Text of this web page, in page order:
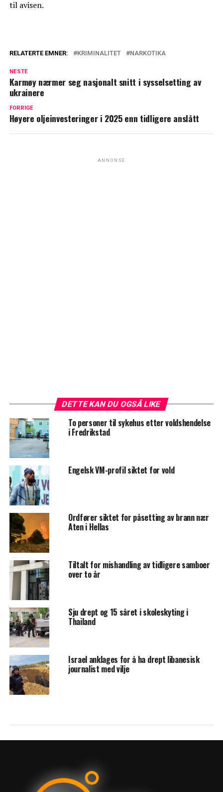
til avisen.
RELATERTE EMNER: KRIMINALITET NARKOTIKA
NESTE
Karmøy nærmer seg nasjonalt snitt i sysselsetting av
ukrainere
FORRIGE
Høyere oljeinvesteringer i 2025 enn tidligere anslått
ANNONSE
DETTE KAN DU OGSÅ LIKE
To personer til sykehus etter voldshendelse
i Fredrikstad
Engelsk VM-profil siktet for vold
Ordfører siktet for påsetting av brann nær
Aten i Hellas
Tiltalt for mishandling av tidligere samboer
over to år
Sju drept og 15 såret i skoleskyting i
Thailand
Israel anklages for å ha drept libanesisk
journalist med vilje